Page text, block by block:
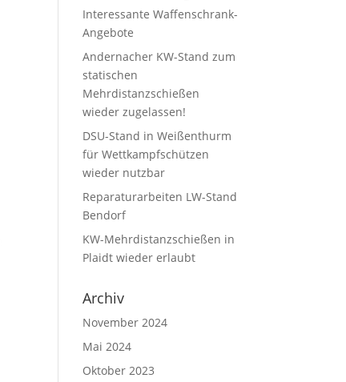
Interessante Waffenschrank-
Angebote
Andernacher KW-Stand zum
statischen
Mehrdistanzschießen
wieder zugelassen!
DSU-Stand in Weißenthurm
für Wettkampfschützen
wieder nutzbar
Reparaturarbeiten LW-Stand
Bendorf
KW-Mehrdistanzschießen in
Plaidt wieder erlaubt
Archiv
November 2024
Mai 2024
Oktober 2023